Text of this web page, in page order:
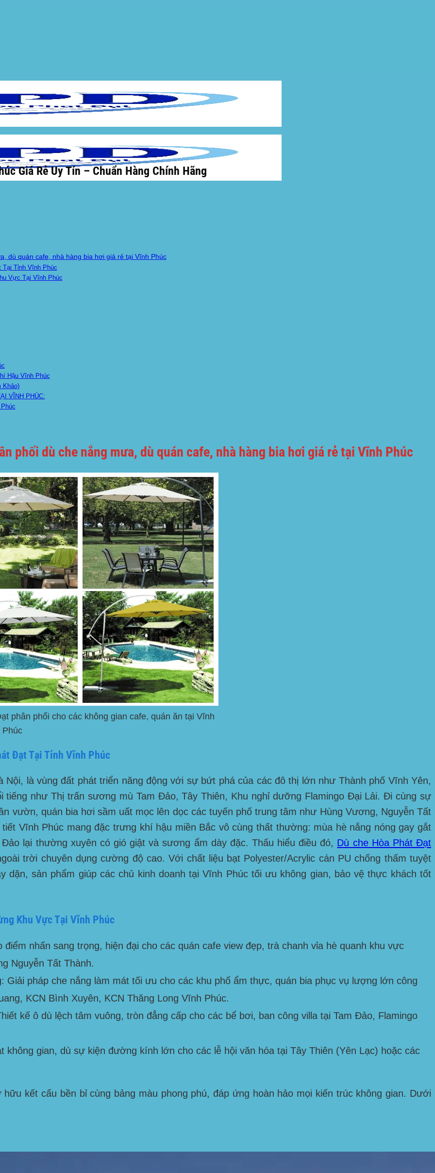
Giá Rẻ Uy Tín – Chuẩn Hàng Chính Hãng
dù quán cafe, nhà hàng bia hơi giá rẻ tại Vĩnh Phúc
Tại Tỉnh Vĩnh Phúc
Vực Tại Vĩnh Phúc
Hậu Vĩnh Phúc
Khảo)
VĨNH PHÚC:
phối dù che nắng mưa, dù quán cafe, nhà hàng bia hơi giá rẻ tại Vĩnh Phúc
phân phối cho các không gian cafe, quán ăn tại Vĩnh
Phúc
Đạt Tại Tỉnh Vĩnh Phúc
Nội, là vùng đất phát triển năng động với sự bứt phá của các đô thị lớn như Thành phố Vĩnh Yên,
tiếng nhưThị trấn sương mù Tam Đảo, Tây Thiên, Khu nghỉ dưỡng Flamingo Đại Lải. Đi cùng sự
vườn, quán bia hơi sầm uất mọc lên dọc các tuyến phố trung tâm như Hùng Vương, Nguyễn Tất
Vĩnh Phúc mang đặc trưng khí hậu miền Bắc vô cùng thất thường: mùa hè nắng nóng gay gắt
lại thường xuyên có gió giật và sương ẩm dày đặc. Thấu hiểu điều đó, Dù che Hòa Phát Đạt
trời chuyên dụng cường độ cao. Với chất liệu bạt Polyester/Acrylic cán PU chống thấm tuyệt
dặn, sản phẩm giúp các chủ kinh doanh tạiVĩnh Phúctối ưu không gian, bảo vệ thực khách tốt
Khu Vực Tại Vĩnh Phúc
điểm nhấn sang trọng, hiện đại cho các quán cafe view đẹp, trà chanh vỉa hè quanh khu vực
Nguyễn Tất Thành.
Giải pháp che nắng làm mát tối ưu cho các khu phố ẩm thực, quán bia phục vụ lượng lớn công
KCN Bình Xuyên, KCN Thăng Long Vĩnh Phúc.
kế ô dù lệch tâm vuông, tròn đẳng cấp cho các bể bơi, ban công villa tại Tam Đảo, Flamingo
không gian, dù sự kiện đường kính lớn cho các lễ hội văn hóa tại Tây Thiên (Yên Lạc) hoặc các
kết cấu bền bỉ cùng bảng màu phong phú, đáp ứng hoàn hảo mọi kiến trúc không gian. Dưới